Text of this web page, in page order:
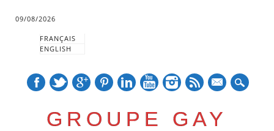
09/08/2026
FRANÇAIS
ENGLISH
GROUPE GAY